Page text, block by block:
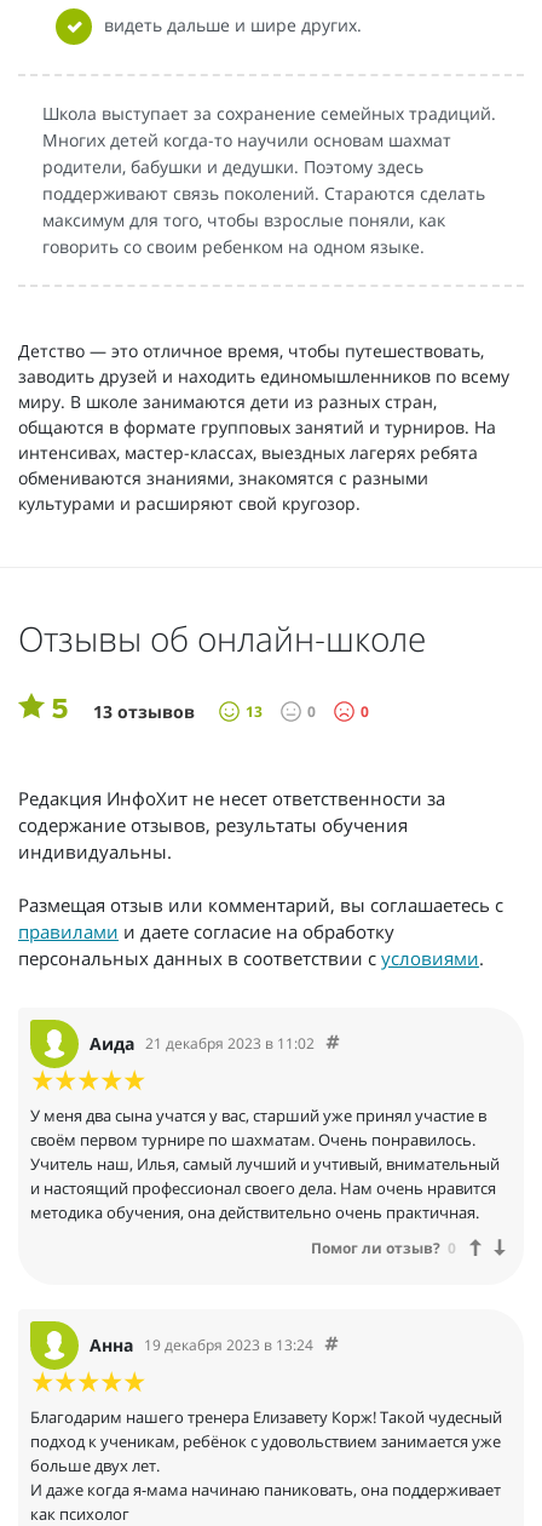
видеть дальше и шире других.
Школа выступает за сохранение семейных традиций.
Многих детей когда-то научили основам шахмат
родители, бабушки и дедушки. Поэтому здесь
поддерживают связь поколений. Стараются сделать
максимум для того, чтобы взрослые поняли, как
говорить со своим ребенком на одном языке.
Детство — это отличное время, чтобы путешествовать,
заводить друзей и находить единомышленников по всему
миру. В школе занимаются дети из разных стран,
общаются в формате групповых занятий и турниров. На
интенсивах, мастер-классах, выездных лагерях ребята
обмениваются знаниями, знакомятся с разными
культурами и расширяют свой кругозор.
Отзывы об онлайн-школе
5 13 отзывов 13 0 0
Редакция ИнфоХит не несет ответственности за
содержание отзывов, результаты обучения
индивидуальны.
Размещая отзыв или комментарий, вы соглашаетесь с
правилами и даете согласие на обработку
персональных данных в соответствии с условиями.
Аида 21 декабря 2023 в 11:02
У меня два сына учатся у вас, старший уже принял участие в
своём первом турнире по шахматам. Очень понравилось.
Учитель наш, Илья, самый лучший и учтивый, внимательный
и настоящий профессионал своего дела. Нам очень нравится
методика обучения, она действительно очень практичная.
Помог ли отзыв? 0
Анна 19 декабря 2023 в 13:24
Благодарим нашего тренера Елизавету Корж! Такой чудесный
подход к ученикам, ребёнок с удовольствием занимается уже
больше двух лет.
И даже когда я-мама начинаю паниковать, она поддерживает
как психолог